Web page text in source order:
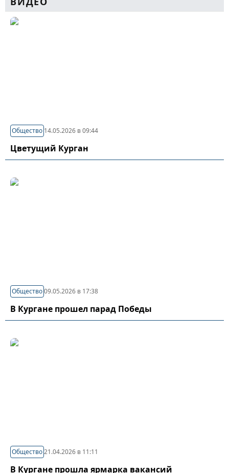
Общество 14.05.2026 в 09:44
Цветущий Курган
Общество09.05.2026 в 17:38
В Кургане прошел парад Победы
Общество21.04.2026 в 11:11
В Кургане прошла ярмарка вакансий